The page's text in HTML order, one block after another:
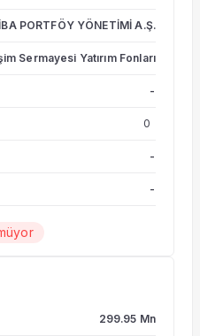
PORTFÖY YÖNETİMİ A.Ş.
Sermayesi Yatırım Fonları
-
0
-
-
299.95 Mn